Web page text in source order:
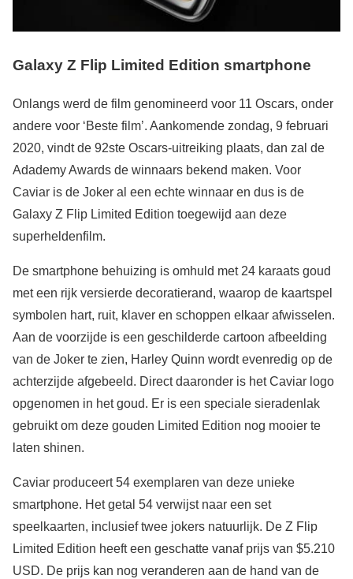
Galaxy Z Flip Limited Edition smartphone
Onlangs werd de film genomineerd voor 11 Oscars, onder
andere voor ‘Beste film’. Aankomende zondag, 9 februari
2020, vindt de 92ste Oscars-uitreiking plaats, dan zal de
Adademy Awards de winnaars bekend maken. Voor
Caviar is de Joker al een echte winnaar en dus is de
Galaxy Z Flip Limited Edition toegewijd aan deze
superheldenfilm.
De smartphone behuizing is omhuld met 24 karaats goud
met een rijk versierde decoratierand, waarop de kaartspel
symbolen hart, ruit, klaver en schoppen elkaar afwisselen.
Aan de voorzijde is een geschilderde cartoon afbeelding
van de Joker te zien, Harley Quinn wordt evenredig op de
achterzijde afgebeeld. Direct daaronder is het Caviar logo
opgenomen in het goud. Er is een speciale sieradenlak
gebruikt om deze gouden Limited Edition nog mooier te
laten shinen.
Caviar produceert 54 exemplaren van deze unieke
smartphone. Het getal 54 verwijst naar een set
speelkaarten, inclusief twee jokers natuurlijk. De Z Flip
Limited Edition heeft een geschatte vanaf prijs van $5.210
USD. De prijs kan nog veranderen aan de hand van de